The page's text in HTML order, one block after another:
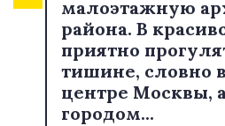
малоэтажную
района. В
приятно
тишине, словно
центре Москвы,
городом...